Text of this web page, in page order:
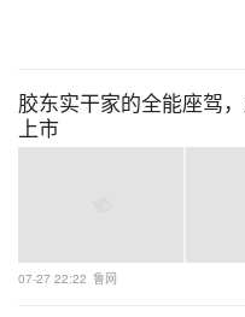
胶东实干家的全能座驾
上市
07-27 22:22 鲁网